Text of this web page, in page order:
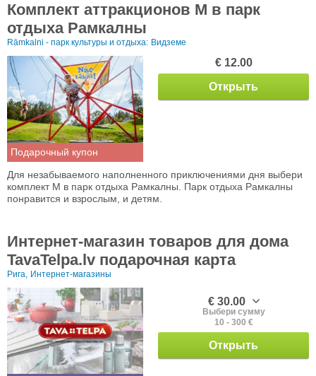
Комплект аттракционов M в парк
отдыха Рамкалны
Rāmkalni - парк культуры и отдыха: Видземе
Подарочный купон
€ 12.00
Открыть
Для незабываемого наполненного приключениями дня выбери
комплект M в парк отдыха Рамкалны. Парк отдыха Рамкалны
понравится и взрослым, и детям.
Интернет-магазин товаров для дома
TavaTelpa.lv подарочная карта
Рига, Интернет-магазины
€ 30.00
Выбери сумму
10 - 300 €
Открыть